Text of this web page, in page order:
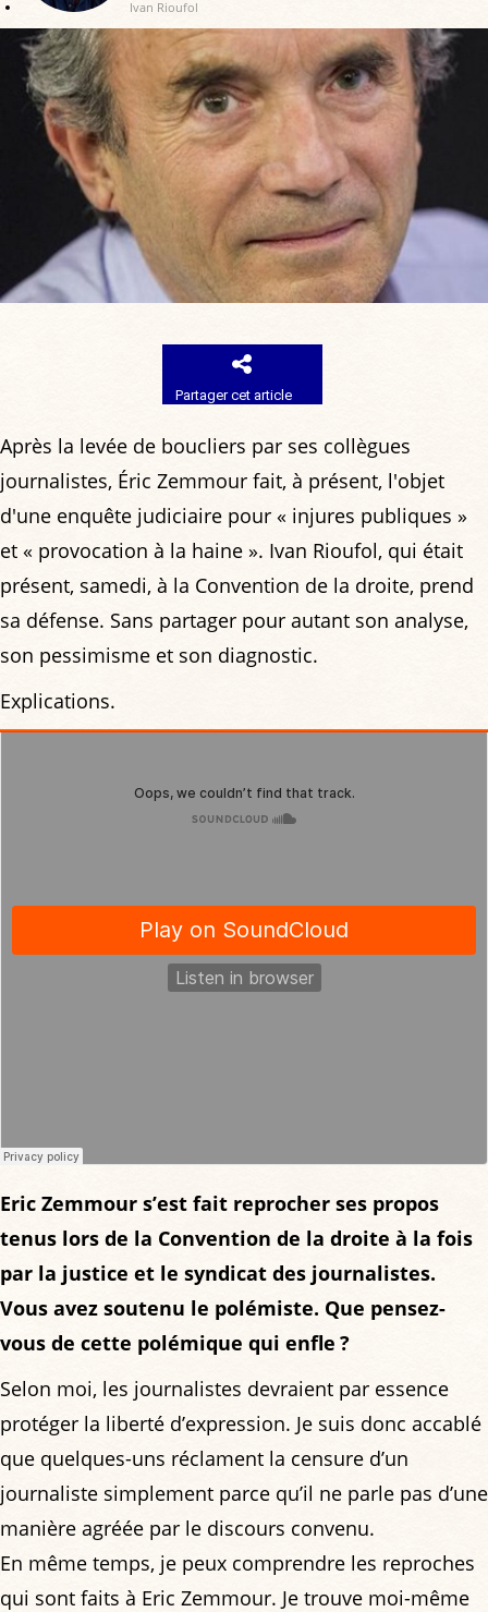
Ivan Rioufol
Partager cet article
Après la levée de boucliers par ses collègues
journalistes, Éric Zemmour fait, à présent, l'objet
d'une enquête judiciaire pour « injures publiques »
et « provocation à la haine ». Ivan Rioufol, qui était
présent, samedi, à la Convention de la droite, prend
sa défense. Sans partager pour autant son analyse,
son pessimisme et son diagnostic.
Explications.
Eric Zemmour s’est fait reprocher ses propos
tenus lors de la Convention de la droite à la fois
par la justice et le syndicat des journalistes.
Vous avez soutenu le polémiste. Que pensez-
vous de cette polémique qui enfle ?
Selon moi, les journalistes devraient par essence
protéger la liberté d’expression. Je suis donc accablé
que quelques-uns réclament la censure d’un
journaliste simplement parce qu’il ne parle pas d’une
manière agréée par le discours convenu.
En même temps, je peux comprendre les reproches
qui sont faits à Eric Zemmour. Je trouve moi-même